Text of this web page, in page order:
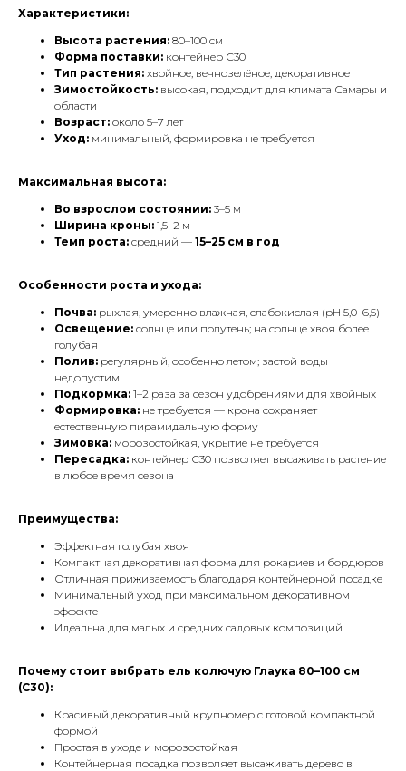
Характеристики:
Высота растения: 80–100 см
Форма поставки: контейнер С30
Тип растения: хвойное, вечнозелёное, декоративное
Зимостойкость: высокая, подходит для климата Самары и
области
Возраст: около 5–7 лет
Уход: минимальный, формировка не требуется
Максимальная высота:
Во взрослом состоянии: 3–5 м
Ширина кроны: 1,5–2 м
Темп роста: средний — 15–25 см в год
Особенности роста и ухода:
Почва: рыхлая, умеренно влажная, слабокислая (pH 5,0–6,5)
Освещение: солнце или полутень; на солнце хвоя более
голубая
Полив: регулярный, особенно летом; застой воды
недопустим
Подкормка: 1–2 раза за сезон удобрениями для хвойных
Формировка: не требуется — крона сохраняет
естественную пирамидальную форму
Зимовка: морозостойкая, укрытие не требуется
Пересадка: контейнер С30 позволяет высаживать растение
в любое время сезона
Преимущества:
Эффектная голубая хвоя
Компактная декоративная форма для рокариев и бордюров
Отличная приживаемость благодаря контейнерной посадке
Минимальный уход при максимальном декоративном
эффекте
Идеальна для малых и средних садовых композиций
Почему стоит выбрать ель колючую Глаука 80–100 см
(С30):
Красивый декоративный крупномер с готовой компактной
формой
Простая в уходе и морозостойкая
Контейнерная посадка позволяет высаживать дерево в